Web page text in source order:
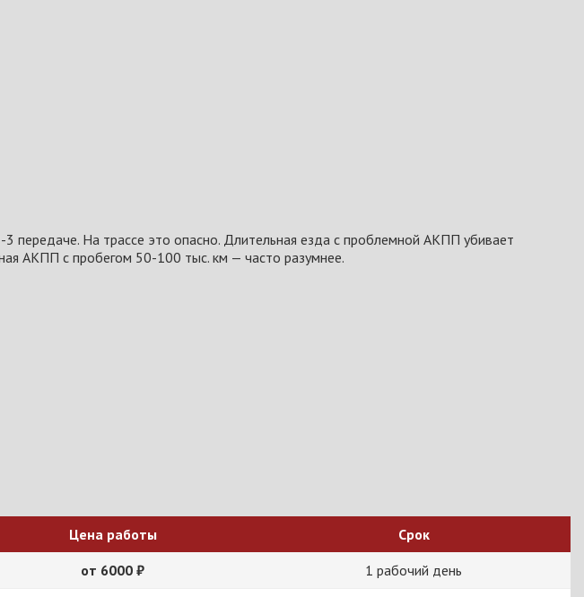
На трассе это опасно. Длительная езда с проблемной АКПП убивает
АКПП с пробегом 50-100 тыс. км — часто разумнее.
Цена работы
Срок
от 6000 ₽ 1 рабочий день